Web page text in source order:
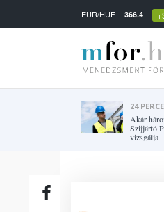
EUR/HUF 366.4
24 PERCE
Akár
Szijjártó
vizsgálja